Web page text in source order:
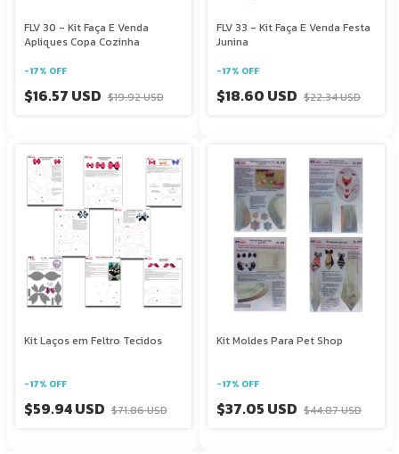
FLV 30 - Kit Faça E Venda
Apliques Copa Cozinha
-17% OFF
$16.57 USD $19.92 USD
FLV 33 - Kit Faça E Venda Festa
Junina
-17% OFF
$18.60 USD $22.34 USD
Kit Laços em Feltro Tecidos
-17% OFF
$59.94 USD $71.86 USD
Kit Moldes Para Pet Shop
-17% OFF
$37.05 USD $44.87 USD